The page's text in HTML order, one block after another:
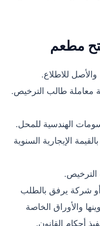
مطعم
للاطلاع.
معاملة طالب الترخيص.
الهندسية للمحل.
الإيجارية السنوية
الترخيص.
شركة يرفق بالطلب
والأوراق الخاصة
أحكام القانون.